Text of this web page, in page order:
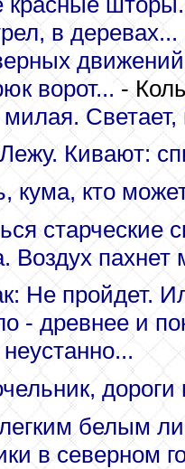
в деревах...
ворот...-
Светает,
Кивают:
кума, кто
старческие
Воздух пахнет
Не пройдет.
- древнее и
дороги
белым
в северном